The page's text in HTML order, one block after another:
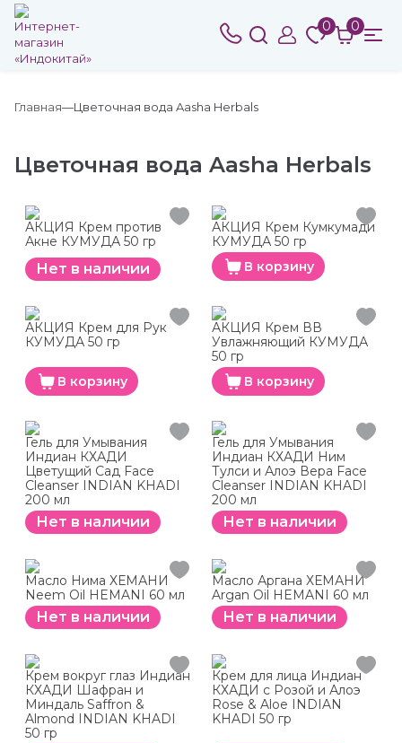
0 0
Главная Цветочная вода Aasha Herbals
Цветочная вода Aasha Herbals
АКЦИЯ Крем против
Акне КУМУДА 50 гр
Нет в наличии
АКЦИЯ Крем Кумкумади
КУМУДА 50 гр
В корзину
АКЦИЯ Крем для Рук
КУМУДА 50 гр
В корзину
АКЦИЯ Крем ВВ
Увлажняющий КУМУДА
50 гр
В корзину
Гель для Умывания
Индиан КХАДИ
Цветущий Сад Face
Cleanser INDIAN KHADI
200 мл
Нет в наличии
Гель для Умывания
Индиан КХАДИ Ним
Тулси и Алоэ Вера Face
Cleanser INDIAN KHADI
200 мл
Нет в наличии
Масло Нима ХЕМАНИ
Neem Oil HEMANI 60 мл
Нет в наличии
Масло Аргана ХЕМАНИ
Argan Oil HEMANI 60 мл
Нет в наличии
Крем вокруг глаз Индиан
КХАДИ Шафран и
Миндаль Saffron &
Almond INDIAN KHADI
50 гр
Крем для лица Индиан
КХАДИ с Розой и Алоэ
Rose & Aloe INDIAN
KHADI 50 гр